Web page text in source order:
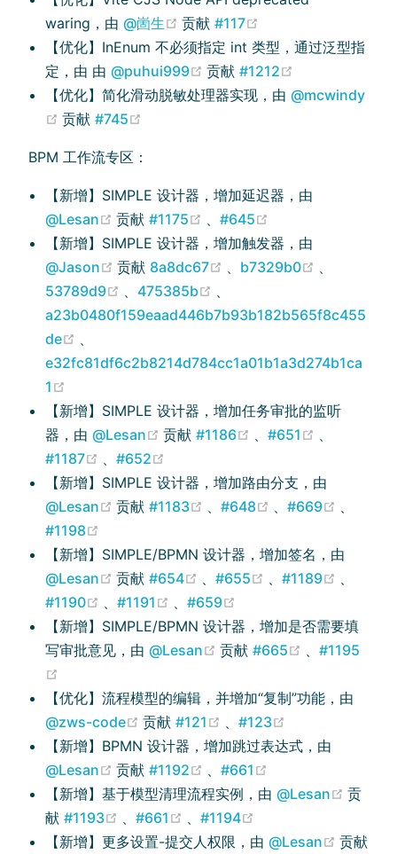
waring，由@崮生 (opens new window)
贡献#117
【优化】InEnum 不必须指定 int 类型，通过泛型指
定，由 由@puhui999 (opens new window)
贡献#1212
【优化】简化滑动脱敏处理器实现，由@mcwindy
(opens new window)
贡献#745
BPM 工作流专区：
【新增】SIMPLE 设计器，增加延迟器，由
@Lesan
(opens new window)
贡献#1175 (opens new window)
、#645
【新增】SIMPLE 设计器，增加触发器，由
@Jason
(opens new window)
贡献 8a8dc67 (opens new window)
、 b7329b0
、
53789d9
(opens new window)
、475385b
、
a23b0480f159eaad446b7b93b182b565f8c455
de
、
e32fc81df6c2b8214d784cc1a01b1a3d274b1ca
1
【新增】SIMPLE 设计器，增加任务审批的监听
器，由@Lesan (opens new window)
贡献#1186 (opens new window)
、#651
、
#1187
(opens new window)
、#652
【新增】SIMPLE 设计器，增加路由分支，由
@Lesan
(opens new window)
贡献#1183 (opens new window)
、#648 (opens new
、#669
、
#1198
【新增】SIMPLE/BPMN 设计器，增加签名，由
@Lesan
(opens new window)
贡献#654 (opens new window)
、#655 (opens new
、#1189
、
#1190
(opens new window)
、#1191 (opens new window)
、#659
【新增】SIMPLE/BPMN 设计器，增加是否需要填
写审批意见，由@Lesan (opens new window)
贡献#665 (opens new
、#1195
【优化】流程模型的编辑，并增加“复制”功能，由
@zws-code
(opens new window)
贡献#121 (opens new window)
、#123
【新增】BPMN 设计器，增加跳过表达式，由
@Lesan
(opens new window)
贡献#1192 (opens new window)
、#661
【新增】基于模型清理流程实例，由@Lesan
贡
献#1193 (opens new window)
、#661 (opens new window)
、#1194
【新增】更多设置-提交人权限，由@Lesan (opens
贡献